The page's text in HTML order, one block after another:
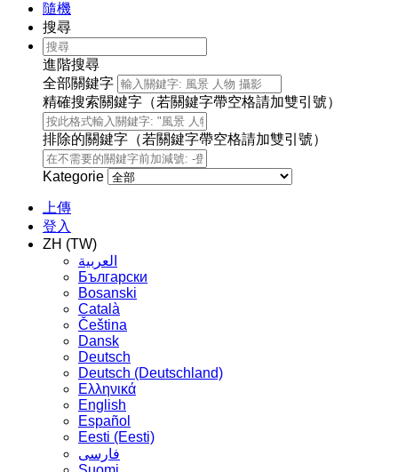
隨機
搜尋
進階搜尋
全部關鍵字
精確搜索關鍵字（若關鍵字帶空格請加雙引號）
排除的關鍵字（若關鍵字帶空格請加雙引號）
Kategorie
上傳
登入
ZH (TW)
العربية
Български
Bosanski
Сatalà
Čeština
Dansk
Deutsch
Deutsch (Deutschland)
Ελληνικά
English
Español
Eesti (Eesti)
فارسی